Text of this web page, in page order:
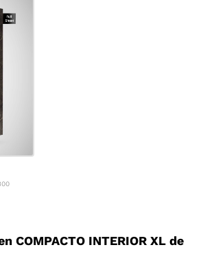
COMPACTO INTERIOR XL de